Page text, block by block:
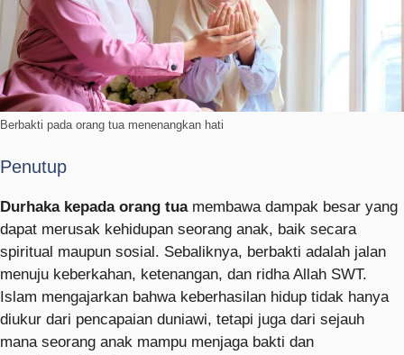
Berbakti pada orang tua menenangkan hati
Penutup
Durhaka kepada orang tuamembawa dampak besar yang
dapat merusak kehidupan seorang anak, baik secara
spiritual maupun sosial. Sebaliknya, berbakti adalah jalan
menuju keberkahan, ketenangan, dan ridha Allah SWT.
Islam mengajarkan bahwa keberhasilan hidup tidak hanya
diukur dari pencapaian duniawi, tetapi juga dari sejauh
mana seorang anak mampu menjaga bakti dan